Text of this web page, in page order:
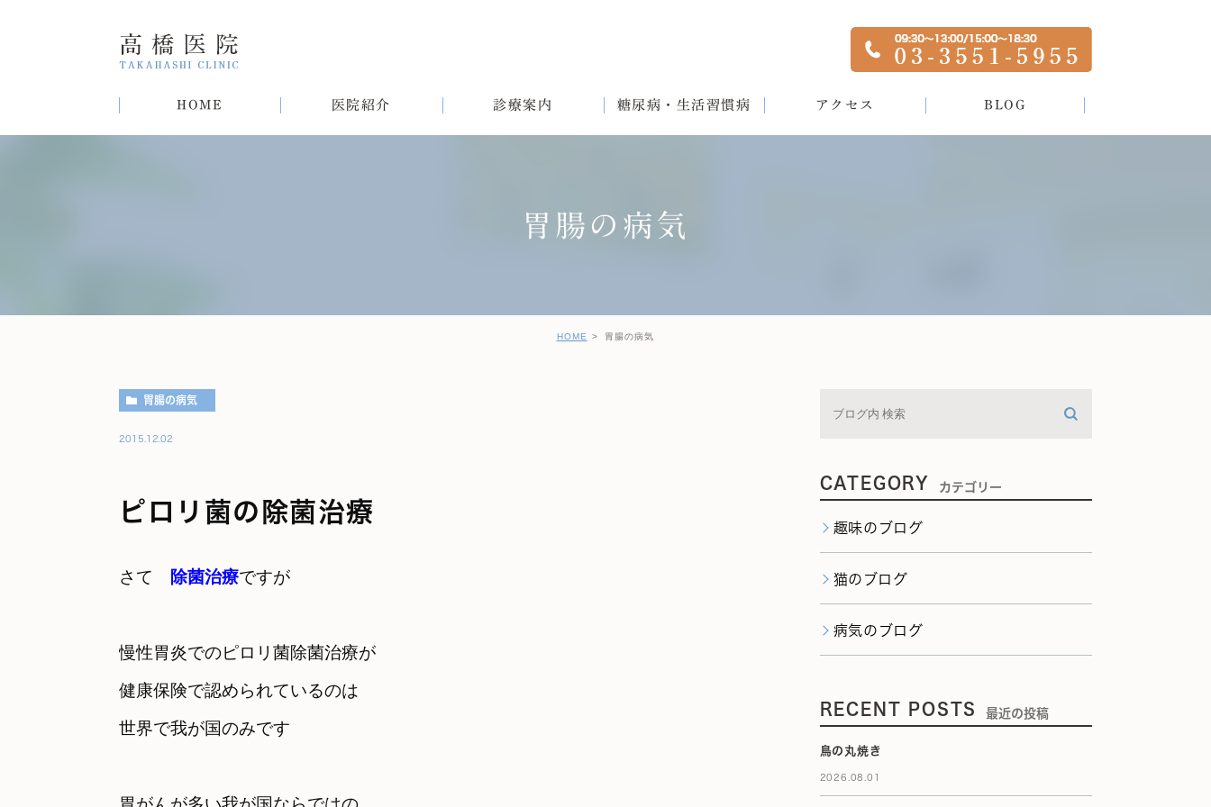
HOME 医院紹介 診療案内 糖尿病・生活習慣病
女性と生活習慣病 健診後の治療について
アクセス BLOG
胃腸の病気
HOME 胃腸の病気
胃腸の病気
2015.12.02
ピロリ菌の除菌治療
さて 除菌治療
慢性胃炎でのピロリ菌除菌治療が
健康保険で認められているのは
世界で我が国のみです
CATEGORY カテゴリー
趣味のブログ
猫のブログ
病気のブログ
RECENT POSTS 最近の投稿
鳥の丸焼き
2026.08.01